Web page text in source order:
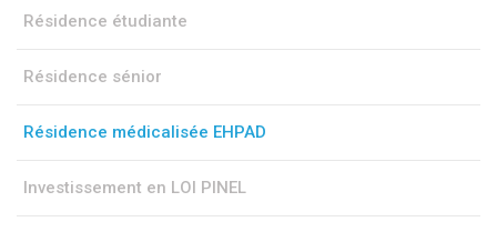
Résidence étudiante
Résidence sénior
Résidence médicalisée EHPAD
Investissement en LOI PINEL